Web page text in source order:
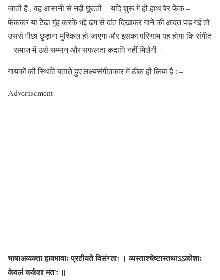
जाती है , वह आसानी से नही छूटती । यदि शुरू में ही हाथ पैर फेंक –
फेंककर या टेढ़ा मुंह करके भद्दे ढंग से दांत दिखाकर गाने की आदत पड़ गई तो
उससे पीछा छुड़ाना मुश्किल हो जाएगा और इसका परिणाम यह होगा कि संगीत
– समाज में उसे सम्मान और सफलता कदापि नहीं मिलेगी ।
गायकों की स्थिति बताते हुए लक्ष्यसंगीतकार में ठीक ही लिया है : –
Advertisement
भाषाअव्यक्ता हावभावाः प्रतीयते विसंगताः । व्यस्ताश्चेष्टास्तथाऽऽकोशाः
केवलं कर्कशा मताः ॥